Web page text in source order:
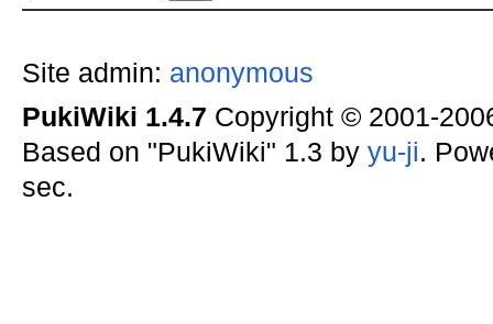
Site admin: anonymous
PukiWiki 1.4.7 Copyright © 2001-
Based on "PukiWiki" 1.3 by yu-ji.
sec.